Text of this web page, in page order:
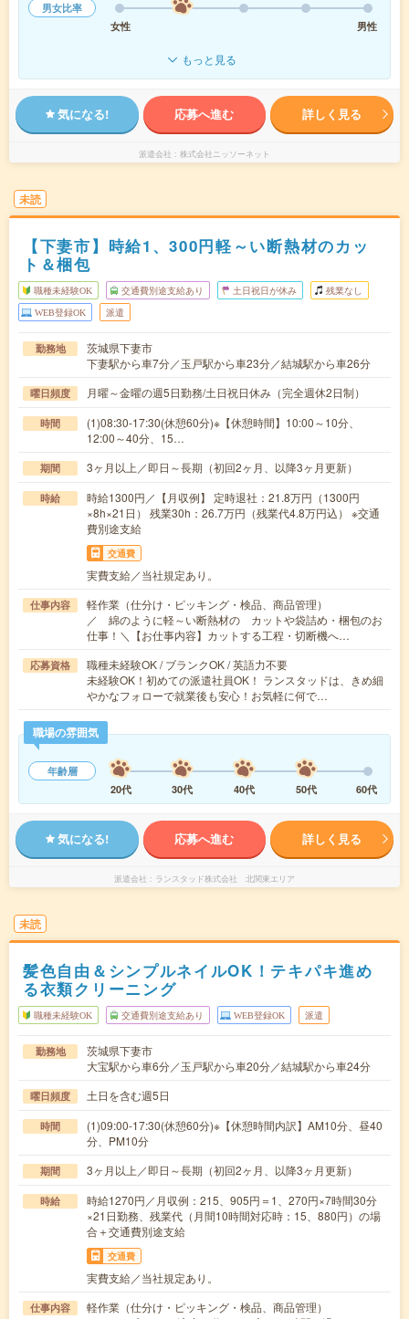
男女比率
女性
男性
もっと見る
気になる! 応募へ進む 詳しく見る
派遣会社 株式会社ニッソーネット
未読
【下妻市】時給1、300円軽～い断熱材のカッ
ト＆梱包
職種未経験OK 交通費別途支給あり 土日祝日が休み 残業なし
WEB登録OK 派遣
勤務地
茨城県下妻市
下妻駅から車7分／玉戸駅から車23分／結城駅から車26分
曜日頻度 月曜～金曜の週5日勤務/土日祝日休み（完全週休2日制）
時間
(1)08:30-17:30(休憩60分)※【休憩時間】10:00～10分、
12:00～40分、15…
期間 3ヶ月以上／即日～長期（初回2ヶ月、以降3ヶ月更新）
時給
時給1300円／【月収例】 定時退社：21.8万円（1300円
×8h×21日） 残業30h：26.7万円（残業代4.8万円込） ※交通
費別途支給
交通費
実費支給／当社規定あり。
仕事内容
軽作業（仕分け・ピッキング・検品、商品管理）
／ 綿のように軽～い断熱材の カットや袋詰め・梱包のお
仕事！＼【お仕事内容】カットする工程・切断機へ…
応募資格
職種未経験OK / ブランクOK / 英語力不要
未経験OK！初めての派遣社員OK！ ランスタッドは、きめ細
やかなフォローで就業後も安心！お気軽に何で…
職場の雰囲気
年齢層
20代
30代 40代 50代 60代
気になる! 応募へ進む 詳しく見る
派遣会社 ランスタッド株式会社 北関東エリア
未読
髪色自由＆シンプルネイルOK！テキパキ進め
る衣類クリーニング
職種未経験OK 交通費別途支給あり WEB登録OK 派遣
勤務地
茨城県下妻市
大宝駅から車6分／玉戸駅から車20分／結城駅から車24分
曜日頻度 土日を含む週5日
時間
(1)09:00-17:30(休憩60分)※【休憩時間内訳】AM10分、昼40
分、PM10分
期間 3ヶ月以上／即日～長期（初回2ヶ月、以降3ヶ月更新）
時給
時給1270円／月収例：215、905円＝1、270円×7時間30分
×21日勤務、残業代（月間10時間対応時：15、880円）の場
合＋交通費別途支給
交通費
実費支給／当社規定あり。
仕事内容
軽作業（仕分け・ピッキング・検品、商品管理）